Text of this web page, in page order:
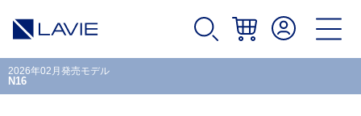
2026年02月発売モデル
N16